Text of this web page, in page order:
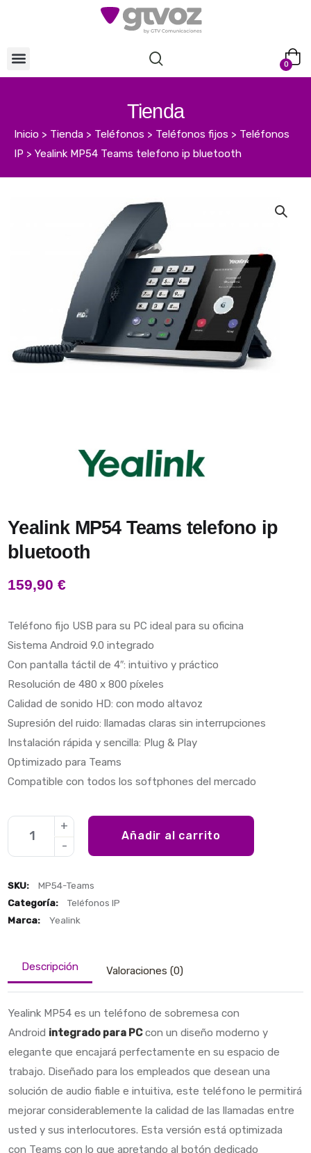
0
Tienda
Inicio > Tienda > Teléfonos > Teléfonos fijos > Teléfonos
IP > Yealink MP54 Teams telefono ip bluetooth
Yealink MP54 Teams telefono ip
bluetooth
159,90€
Teléfono fijo USB para su PC ideal para su oficina
Sistema Android 9.0 integrado
Con pantalla táctil de 4″: intuitivo y práctico
Resolución de 480 x 800 píxeles
Calidad de sonido HD: con modo altavoz
Supresión del ruido: llamadas claras sin interrupciones
Instalación rápida y sencilla: Plug & Play
Optimizado para Teams
Compatible con todos los softphones del mercado
Añadir al carrito
SKU:
MP54-Teams
Categoría:
Teléfonos IP
Marca:
Yealink
Descripción Valoraciones (0)
Yealink MP54 es un teléfono de sobremesa con
Android integrado para PCcon un diseño moderno y
elegante que encajará perfectamente en su espacio de
trabajo. Diseñado para los empleados que desean una
solución de audio fiable e intuitiva, este teléfono le permitirá
mejorar considerablemente la calidad de las llamadas entre
usted y sus interlocutores. Esta versión está optimizada
con Teams con lo que apretando al botón dedicado